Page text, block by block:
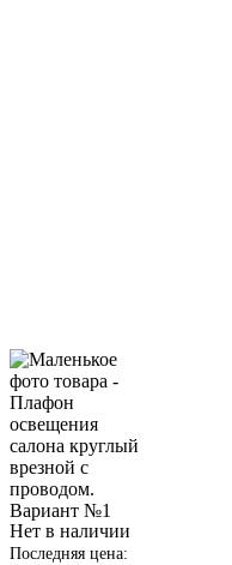
Нет в наличии
Последняя цена: